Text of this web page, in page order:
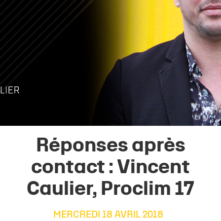
Réponses après
contact : Vincent
Caulier, Proclim 17
MERCREDI 18 AVRIL 2018